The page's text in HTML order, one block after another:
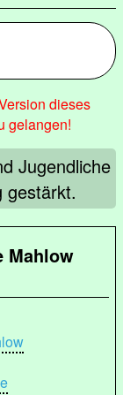
dieses
gelangen!
Jugendliche
gestärkt.
Mahlow